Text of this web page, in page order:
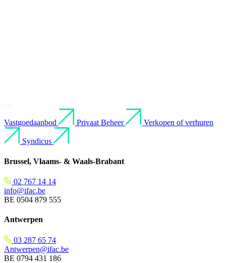
Vastgoedaanbod Privaat Beheer Verkopen of verhuren
Syndicus
Brussel, Vlaams- & Waals-Brabant
02 767 14 14
info@ifac.be
BE 0504 879 555
Antwerpen
03 287 65 74
Antwerpen@ifac.be
BE 0794 431 186